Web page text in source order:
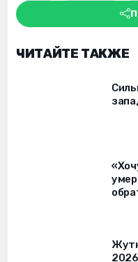
ЧИТАЙТЕ ТАКЖЕ